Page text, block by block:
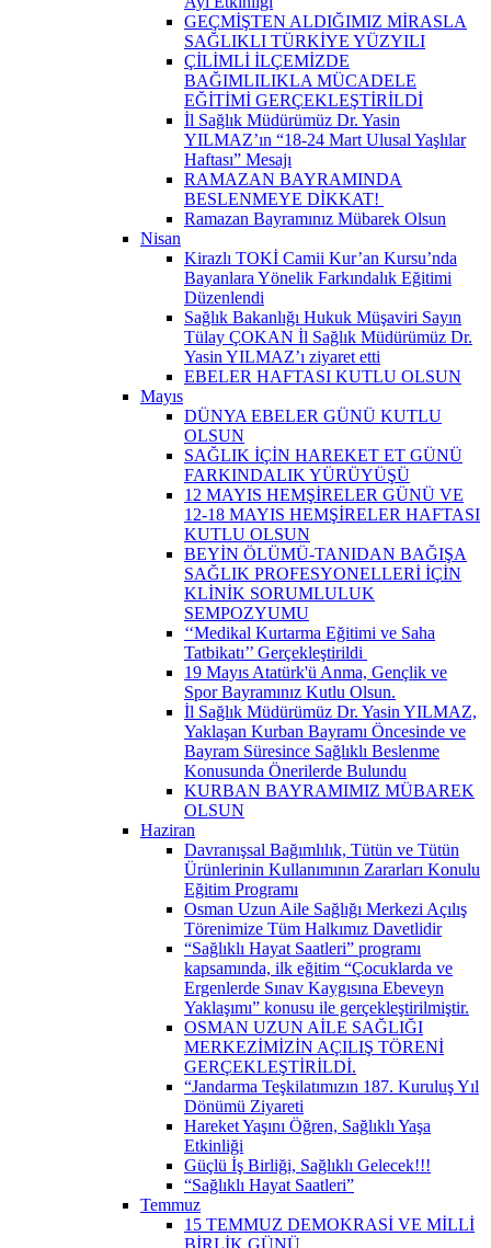
GEÇMİŞTEN ALDIĞIMIZ MİRASLA
SAĞLIKLI TÜRKİYE YÜZYILI
ÇİLİMLİ İLÇEMİZDE
BAĞIMLILIKLA MÜCADELE
EĞİTİMİ GERÇEKLEŞTİRİLDİ
İl Sağlık Müdürümüz Dr. Yasin
YILMAZ’ın “18-24 Mart Ulusal Yaşlılar
Haftası” Mesajı
RAMAZAN BAYRAMINDA
BESLENMEYE DİKKAT! ​
Ramazan Bayramınız Mübarek Olsun
Nisan
Kirazlı TOKİ Camii Kur’an Kursu’nda
Bayanlara Yönelik Farkındalık Eğitimi
Düzenlendi
Sağlık Bakanlığı Hukuk Müşaviri Sayın
Tülay ÇOKAN İl Sağlık Müdürümüz Dr.
Yasin YILMAZ’ı ziyaret etti
EBELER HAFTASI KUTLU OLSUN
Mayıs
DÜNYA EBELER GÜNÜ KUTLU
OLSUN
SAĞLIK İÇİN HAREKET ET GÜNÜ
FARKINDALIK YÜRÜYÜŞÜ
12 MAYIS HEMŞİRELER GÜNÜ VE
12-18 MAYIS HEMŞİRELER HAFTASI
KUTLU OLSUN
BEYİN ÖLÜMÜ-TANIDAN BAĞIŞA
SAĞLIK PROFESYONELLERİ İÇİN
KLİNİK SORUMLULUK
SEMPOZYUMU
‘‘Medikal Kurtarma Eğitimi ve Saha
Tatbikatı’’ Gerçekleştirildi ​
19 Mayıs Atatürk'ü Anma, Gençlik ve
Spor Bayramınız Kutlu Olsun.
İl Sağlık Müdürümüz Dr. Yasin YILMAZ,
Yaklaşan Kurban Bayramı Öncesinde ve
Bayram Süresince Sağlıklı Beslenme
Konusunda Önerilerde Bulundu
KURBAN BAYRAMIMIZ MÜBAREK
OLSUN
Haziran
Davranışsal Bağımlılık, Tütün ve Tütün
Ürünlerinin Kullanımının Zararları Konulu
Eğitim Programı
Osman Uzun Aile Sağlığı Merkezi Açılış
Törenimize Tüm Halkımız Davetlidir
“Sağlıklı Hayat Saatleri” programı
kapsamında, ilk eğitim “Çocuklarda ve
Ergenlerde Sınav Kaygısına Ebeveyn
Yaklaşımı” konusu ile gerçekleştirilmiştir.
OSMAN UZUN AİLE SAĞLIĞI
MERKEZİMİZİN AÇILIŞ TÖRENİ
GERÇEKLEŞTİRİLDİ.
“Jandarma Teşkilatımızın 187. Kuruluş Yıl
Dönümü Ziyareti
Hareket Yaşını Öğren, Sağlıklı Yaşa
Etkinliği
Güçlü İş Birliği, Sağlıklı Gelecek!!!
“Sağlıklı Hayat Saatleri”
Temmuz
15 TEMMUZ DEMOKRASİ VE MİLLİ
BİRLİK GÜNÜ